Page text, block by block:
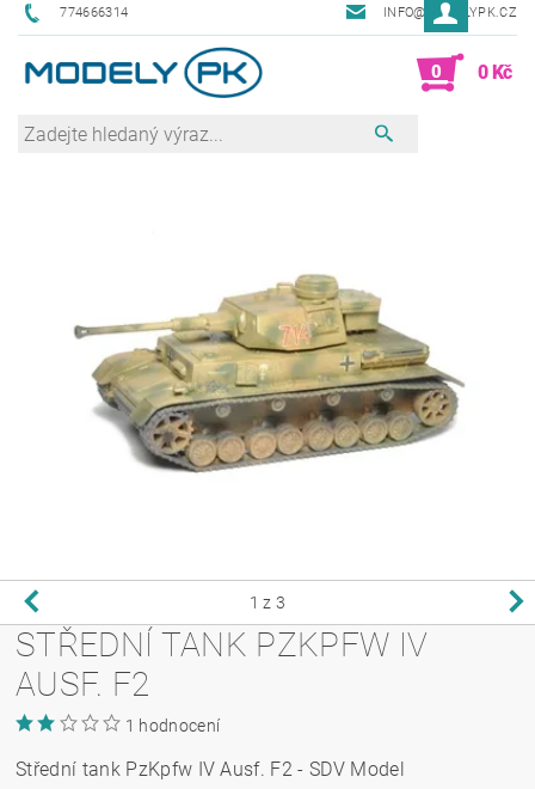
774666314 INFO@MODELYPK.CZ
0 0 Kč
1 z 3
STŘEDNÍ TANK PZKPFW IV
AUSF. F2
1 hodnocení
Střední tank PzKpfw IV Ausf. F2 - SDV Model